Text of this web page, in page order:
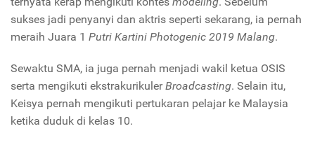
sukses jadi penyanyi dan aktris seperti sekarang, ia pernah
meraih Juara 1 Putri Kartini Photogenic 2019 Malang.
Sewaktu SMA, ia juga pernah menjadi wakil ketua OSIS
serta mengikuti ekstrakurikulerBroadcasting. Selain itu,
Keisya pernah mengikuti pertukaran pelajar ke Malaysia
ketika duduk di kelas 10.